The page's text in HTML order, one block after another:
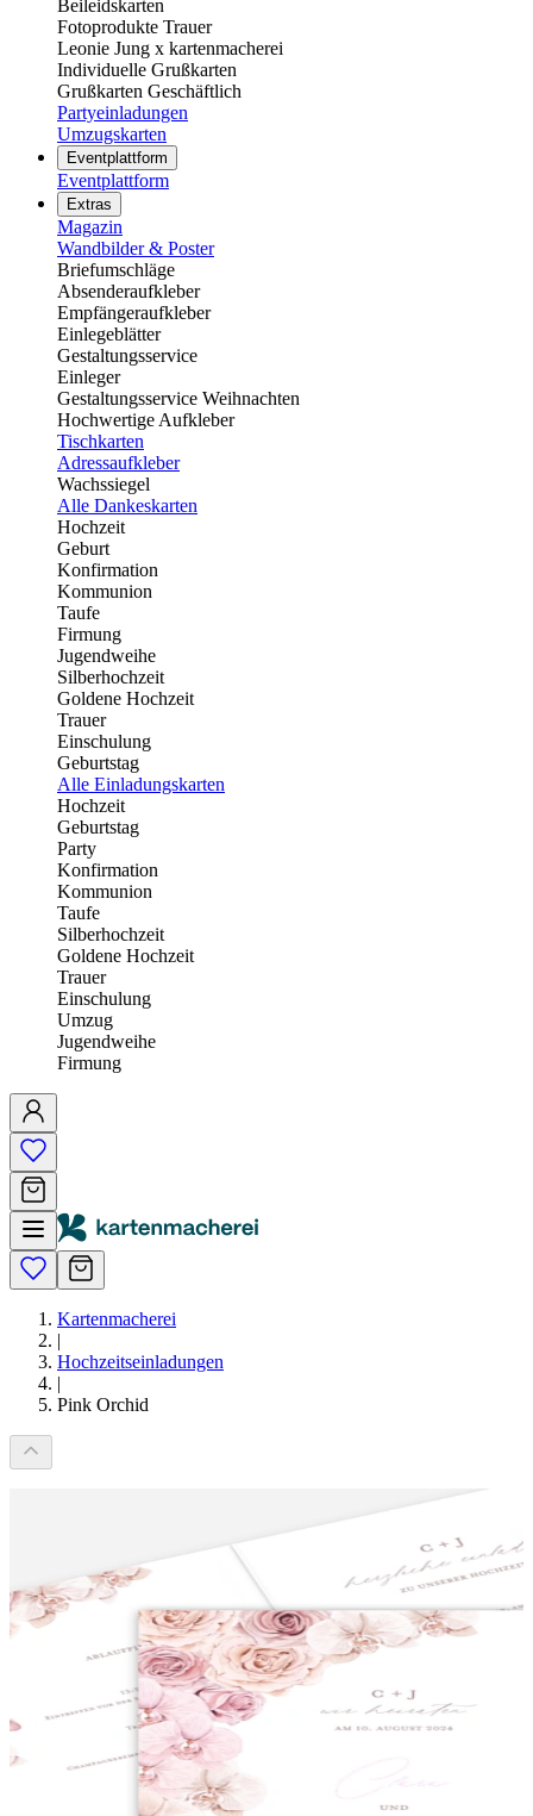
Beileidskarten
Fotoprodukte Trauer
Leonie Jung x kartenmacherei
Individuelle Grußkarten
Grußkarten Geschäftlich
Partyeinladungen
Umzugskarten
Eventplattform
Eventplattform
Extras
Magazin
Wandbilder & Poster
Briefumschläge
Absenderaufkleber
Empfängeraufkleber
Einlegeblätter
Gestaltungsservice
Einleger
Gestaltungsservice Weihnachten
Hochwertige Aufkleber
Tischkarten
Adressaufkleber
Wachssiegel
Alle Dankeskarten
Hochzeit
Geburt
Konfirmation
Kommunion
Taufe
Firmung
Jugendweihe
Silberhochzeit
Goldene Hochzeit
Trauer
Einschulung
Geburtstag
Alle Einladungskarten
Hochzeit
Geburtstag
Party
Konfirmation
Kommunion
Taufe
Silberhochzeit
Goldene Hochzeit
Trauer
Einschulung
Umzug
Jugendweihe
Firmung
Kartenmacherei
|
Hochzeitseinladungen
|
Pink Orchid